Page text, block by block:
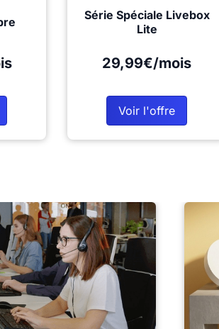
Série Spéciale Livebox
Lite
29,99€/mois
Voir l'offre